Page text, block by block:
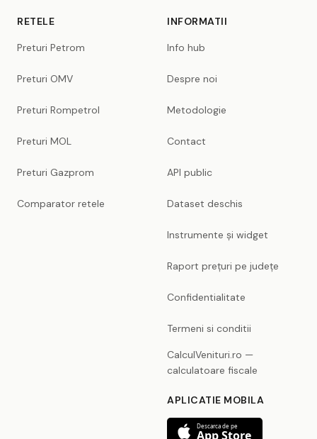
RETELE
Preturi Petrom
Preturi OMV
Preturi Rompetrol
Preturi MOL
Preturi Gazprom
Comparator retele
INFORMATII
Info hub
Despre noi
Metodologie
Contact
API public
Dataset deschis
Instrumente și widget
Raport prețuri pe județe
Confidentialitate
Termeni si conditii
CalculVenituri.ro —
calculatoare fiscale
APLICATIE MOBILA
Descarca de pe
App Store